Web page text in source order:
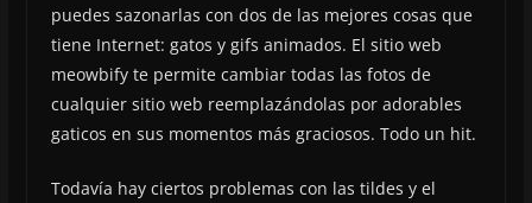
puedes sazonarlas con dos de las mejores cosas que
tiene Internet: gatos y gifs animados. El sitio web
meowbify te permite cambiar todas las fotos de
cualquier sitio web reemplazándolas por adorables
gaticos en sus momentos más graciosos. Todo un hit.
Todavía hay ciertos problemas con las tildes y el